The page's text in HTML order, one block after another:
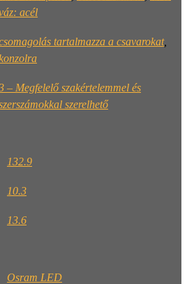
acél
tartalmazza a csavarokat,
– Megfelelő szakértelemmel és
szerelhető
132.9
10.3
13.6
Osram LED